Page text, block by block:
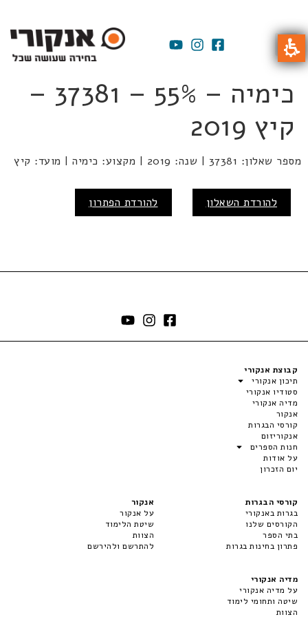
כימיה – 55% – 37381 –
קיץ 2019
מספר שאלון: 37381 | שנה: 2019 | מקצוע: כימיה | מועד: קיץ
להורדת השאלון להורדת הפתרון
קבוצת אנקורי
תיכון אנקורי
סטודיו אנקורי
מדיה אנקורי
אנקור
קורסי הבגרות
אנקוריזום
חנות הספרים
על אודות
יום הזכרון
קורסי הבגרות
בגרות באנקורי
הקורסים שלנו
בתי הספר
פתרון בחינות בגרות
אנקור
על אנקור
שיטת הלימוד
הצוות
להתרשם ולהירשם
מדיה אנקורי
על מדיה אנקורי
שיטה ותחומי לימוד
הצוות